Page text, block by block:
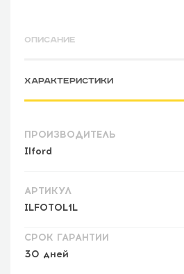
ОПИСАНИЕ
ХАРАКТЕРИСТИКИ
ПРОИЗВОДИТЕЛЬ
Ilford
АРТИКУЛ
ILFOTOL1L
СРОК ГАРАНТИИ
30 дней